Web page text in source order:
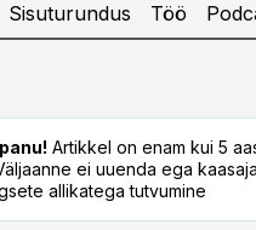
Sisuturundus Töö
Artikkel on enam kui 5
ei uuenda ega
allikatega tutvumine